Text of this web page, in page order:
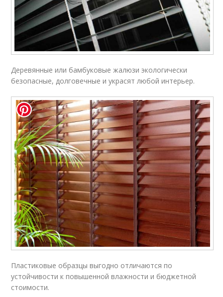
Деревянные или бамбуковые жалюзи экологически
безопасные, долговечные и украсят любой интерьер.
Пластиковые образцы выгодно отличаются по
устойчивости к повышенной влажности и бюджетной
стоимости.